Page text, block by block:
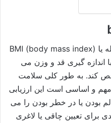
شاخص توده بدنی یا شاخص کوتله یا (BMI (body mass index
اندازه گیری قد و وزن می
کند. به طور کلی سلامت
و اساسی است این ارزیابی
بودن یا در خطر بودن را می
برای تعیین چاقی یا لاغری